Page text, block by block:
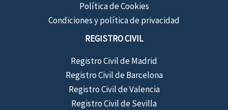
Política de Cookies
Condiciones y política de privacidad
REGISTRO CIVIL
Registro Civil de Madrid
Registro Civil de Barcelona
Registro Civil de Valencia
Registro Civil de Sevilla